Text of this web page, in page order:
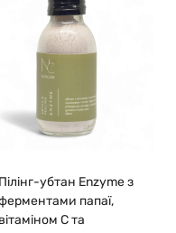
Пілінг-убтан Enzyme з
папаї,
вітаміном С та